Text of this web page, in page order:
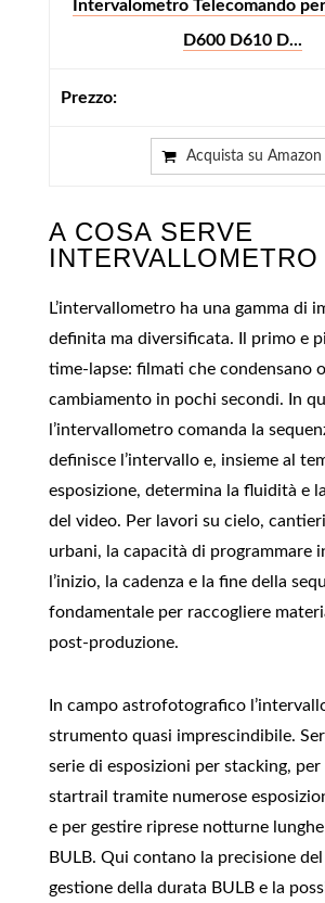
Intervalometro Telecomando
D600 D610 D...
Acquista su Amazon
A COSA SERVE
INTERVALLOMETRO
L’intervallometro ha una gamma di
definita ma diversificata. Il primo e
time‑lapse: filmati che condensano
cambiamento in pochi secondi. In
l’intervallometro comanda la
definisce l’intervallo e, insieme al
esposizione, determina la fluidità e
del video. Per lavori su cielo,
urbani, la capacità di programmare
l’inizio, la cadenza e la fine della
fondamentale per raccogliere
post‑produzione.
In campo astrofotografico
strumento quasi imprescindibile.
serie di esposizioni per stacking, per
startrail tramite numerose
e per gestire riprese notturne
BULB. Qui contano la precisione
gestione della durata BULB e la